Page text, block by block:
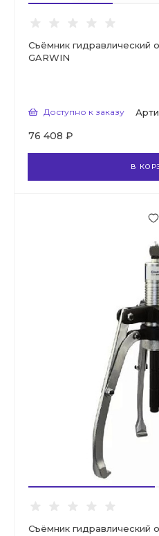
Съёмник гидравлический
GARWIN
Доступно к заказу
76 408 ₽
В
Съёмник гидравлический